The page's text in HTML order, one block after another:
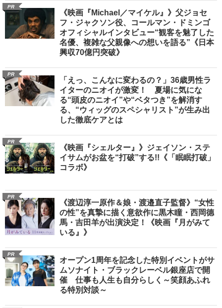
PR
《映画『Michael／マイケル』》父ジョセ
フ・ジャクソン役、コールマン・ドミンゴ
オフィシャルインタビュー“観客を魅了した
名優、複雑な父親像への想いを語る”《日本
興収70億円突破》
PR
「えっ、こんなに変わるの？」36歳男性ラ
イターのニオイが激変！ 夏場に気にな
る“頭皮のニオイ”や“ベタつき”を解消す
る、“ウィッグのスペシャリスト”が生み出
した徹底ケアとは
PR
《映画『シェルター』》ジェイソン・ステ
イサムがお盆を“打破”する!!《「眠眠打破」
コラボ》
PR
《渡辺淳一原作＆娘・渡邉直子監督》“女性
の性”を真摯に描く意欲作に黒木瞳・西岡德
馬・吉田羊が出演決定！《映画『月がみて
いる』》
PR
オープン1周年を記念した特別イベントがサ
ムソナイト・ブラックレーベル銀座店で開
催 仕事も人生も自分らしく～笑顔あふれ
る特別対談～